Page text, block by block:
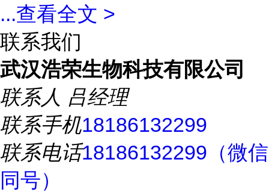
...查看全文 >
联系我们
武汉浩荣生物科技有限公司
联系人 吕经理
联系手机18186132299
联系电话18186132299（微信
同号）